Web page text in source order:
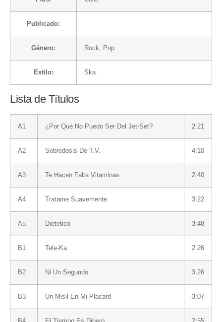
Publicado:
Género: Rock, Pop
Estilo: Ska
Lista de Títulos
A1 ¿Por Qué No Puedo Ser Del Jet-Set? 2:21
A2 Sobredosis De T.V. 4:10
A3 Te Hacen Falta Vitaminas 2:40
A4 Tratame Suavemente 3:22
A5 Dietetico 3:48
B1 Tele-Ka 2:26
B2 Ni Un Segundo 3:26
B3 Un Misil En Mi Placard 3:07